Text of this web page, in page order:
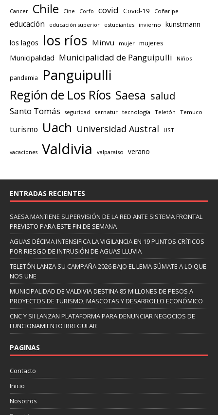
Cancer Chile Cine Corfo covid Covid-19 Coñaripe
educación educación superior estudiantes invierno kunstmann
los lagos los ríos Minvu mujer mujeres
Municipalidad Municipalidad de Panguipulli Niños
pandemia Panguipulli
Región de Los Ríos Saesa salud
Santo Tomás seguridad sernatur tecnología Teletón Temuco
turismo Uach Universidad Austral UST
vacaciones Valdivia valparaiso verano
ENTRADAS RECIENTES
SAESA MANTIENE SUPERVISIÓN DE LA RED ANTE SISTEMA FRONTAL
PREVISTO PARA ESTE FIN DE SEMANA
AGUAS DÉCIMA INTENSIFICA LA VIGILANCIA EN 19 PUNTOS CRÍTICOS
POR RIESGO DE INTRUSIÓN DE AGUAS LLUVIA
TELETÓN LANZA SU CAMPAÑA 2026 BAJO EL LEMA SÚMATE A LO QUE
NOS UNE
MUNICIPALIDAD DE VALDIVIA DESTINA 85 MILLONES DE PESOS A
PROYECTOS DE TURISMO, MASCOTAS Y DESARROLLO ECONÓMICO
CNC Y SII LANZAN PLATAFORMA PARA DENUNCIAR NEGOCIOS DE
FUNCIONAMIENTO IRREGULAR
PAGINAS
Contacto
Inicio
Nosotros